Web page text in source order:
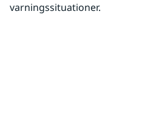
varningssituationer.